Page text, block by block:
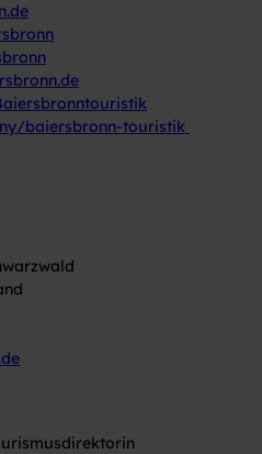
baiersbronn-touristik